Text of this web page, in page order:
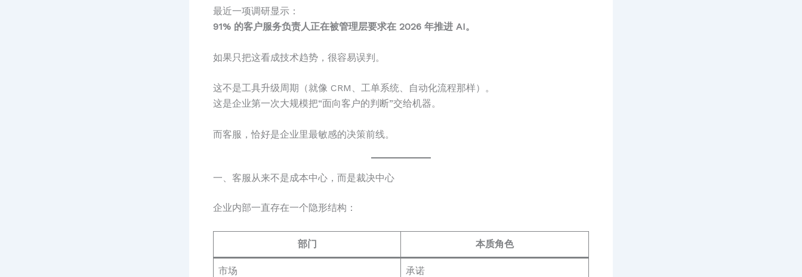
最近一项调研显示：
91% 的客户服务负责人正在被管理层要求在 2026 年推进 AI。
如果只把这看成技术趋势，很容易误判。
这不是工具升级周期（就像 CRM、工单系统、自动化流程那样）。
这是企业第一次大规模把“面向客户的判断”交给机器。
而客服，恰好是企业里最敏感的决策前线。
一、客服从来不是成本中心，而是裁决中心
企业内部一直存在一个隐形结构：
部门 本质角色
市场 承诺